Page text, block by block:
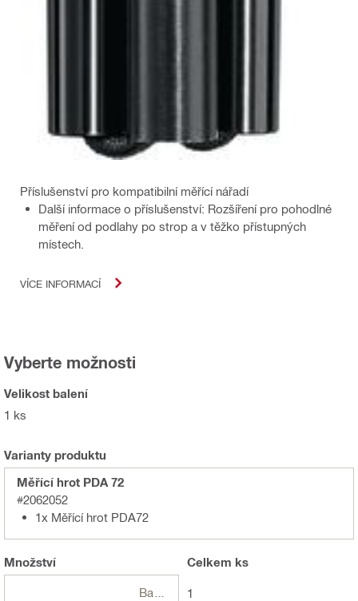
Příslušenství pro kompatibilní měřící nářadí
Další informace o příslušenství: Rozšíření pro pohodlné
měření od podlahy po strop a v těžko přístupných
místech.
VÍCE INFORMACÍ
Vyberte možnosti
Velikost balení
1 ks
Varianty produktu
Měřící hrot PDA 72
#2062052
1x Měřící hrot PDA72
Množství Celkem ks
1